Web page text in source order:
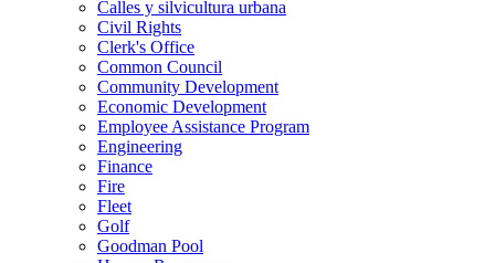
Calles y silvicultura urbana
Civil Rights
Clerk's Office
Common Council
Community Development
Economic Development
Employee Assistance Program
Engineering
Finance
Fire
Fleet
Golf
Goodman Pool